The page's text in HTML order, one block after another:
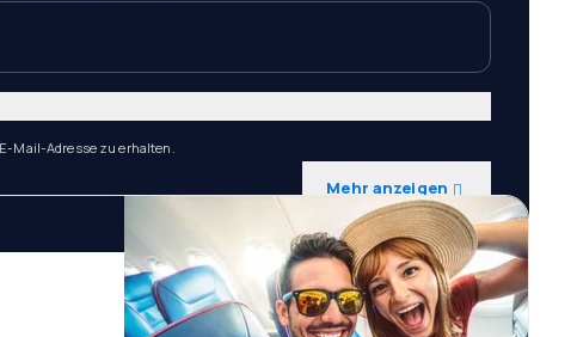
Mail-Adresse zu erhalten.
Mehr anzeigen